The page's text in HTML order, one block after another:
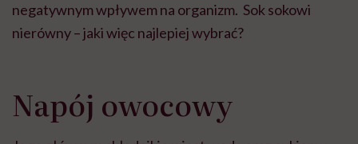
negatywnym wpływem na organizm. Sok sokowi
nierówny – jaki więc najlepiej wybrać?
Napój owocowy